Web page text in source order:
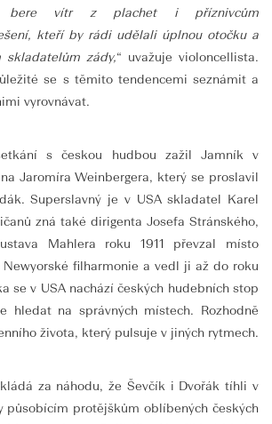
bere vítr z plachet i příznivcům
kteří by rádi udělali úplnou otočku a
zády,“ uvažuje violoncellista.
se s těmito tendencemi seznámit a
vyrovnávat.
s českou hudbou zažil Jamník v
Jaromíra Weinbergera, který se proslavil
Superslavný je v USA skladatel Karel
zná také dirigenta Josefa Stránského,
Mahlera roku 1911 převzal místo
filharmonie a vedl ji až do roku
se v USA nachází českých hudebních stop
hledat na správných místech. Rozhodně
života, který pulsuje v jiných rytmech.
za náhodu, že Ševčík i Dvořák tíhli v
působícím protějškům oblíbených českých